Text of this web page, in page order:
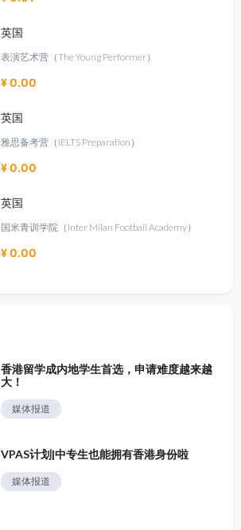
英国
表演艺术营（The Young Performer）
¥ 0.00
英国
雅思备考营（IELTS Preparation）
¥ 0.00
英国
国米青训学院（Inter Milan Football Academy）
¥ 0.00
香港留学成内地学生首选，申请难度越来越
大！
媒体报道
VPAS计划|中专生也能拥有香港身份啦
媒体报道